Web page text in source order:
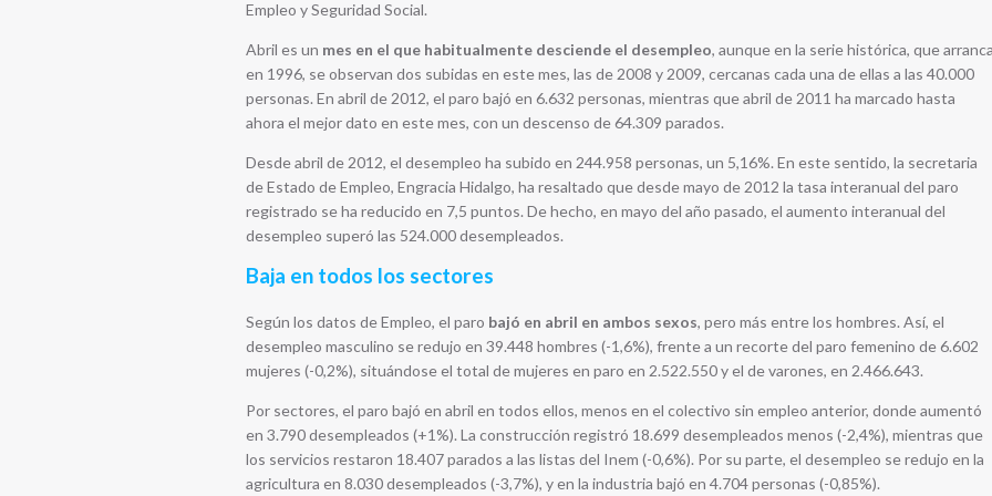
Empleo y Seguridad Social.
Abril es un mes en el que habitualmente desciende el desempleo, aunque en la serie histórica, que
en 1996, se observan dos subidas en este mes, las de 2008 y 2009, cercanas cada una de ellas a las 40.000
personas. En abril de 2012, el paro bajó en 6.632 personas, mientras que abril de 2011 ha marcado hasta
ahora el mejor dato en este mes, con un descenso de 64.309 parados.
Desde abril de 2012, el desempleo ha subido en 244.958 personas, un 5,16%. En este sentido, la secretaria
de Estado de Empleo, Engracia Hidalgo, ha resaltado que desde mayo de 2012 la tasa interanual del paro
registrado se ha reducido en 7,5 puntos. De hecho, en mayo del año pasado, el aumento interanual del
desempleo superó las 524.000 desempleados.
Baja en todos los sectores
Según los datos de Empleo, el paro bajó en abril en ambos sexos, pero más entre los hombres. Así, el
desempleo masculino se redujo en 39.448 hombres (-1,6%), frente a un recorte del paro femenino de 6.602
mujeres (-0,2%), situándose el total de mujeres en paro en 2.522.550 y el de varones, en 2.466.643.
Por sectores, el paro bajó en abril en todos ellos, menos en el colectivo sin empleo anterior, donde aumentó
en 3.790 desempleados (+1%). La construcción registró 18.699 desempleados menos (-2,4%), mientras que
los servicios restaron 18.407 parados a las listas del Inem (-0,6%). Por su parte, el desempleo se redujo en la
agricultura en 8.030 desempleados (-3,7%), y en la industria bajó en 4.704 personas (-0,85%).